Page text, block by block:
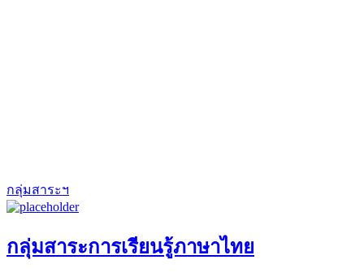
กลุ่มสาระฯ
กลุ่มสาระการเรียนรู้ภาษาไทย